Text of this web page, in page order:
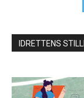
IDRETTENS